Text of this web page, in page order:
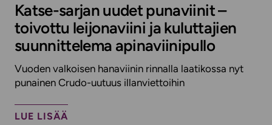
Katse-sarjan uudet punaviinit –
toivottu leijonaviini ja kuluttajien
suunnittelema apinaviinipullo
Vuoden valkoisen hanaviinin rinnalla laatikossa nyt
punainen Crudo-uutuus illanviettoihin
LUE LISÄÄ